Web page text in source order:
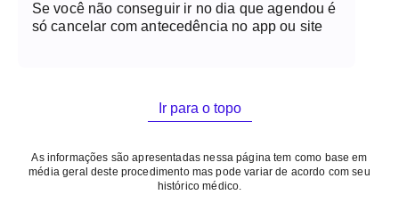
Se você não conseguir ir no dia que agendou é
só cancelar com antecedência no app ou site
Ir para o topo
As informações são apresentadas nessa página tem como base em
média geral deste procedimento mas pode variar de acordo com seu
histórico médico.